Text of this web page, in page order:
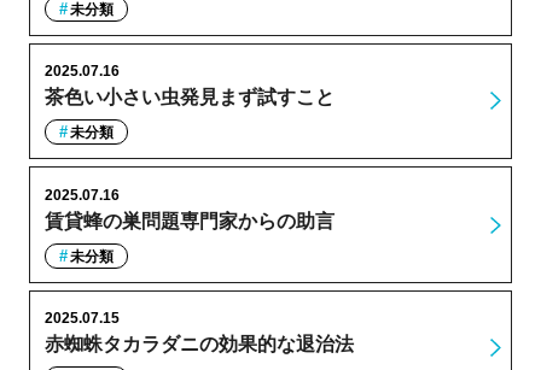
未分類
茶色い小さい虫発見まず試すこと
2025.07.16
未分類
賃貸蜂の巣問題専門家からの助言
2025.07.16
未分類
赤蜘蛛タカラダニの効果的な退治法
2025.07.15